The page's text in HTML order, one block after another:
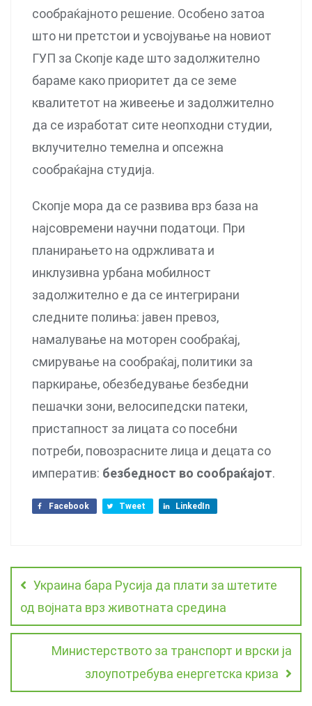
сообраќајното решение. Особено затоа
што ни претстои и усвојување на новиот
ГУП за Скопје каде што задолжително
бараме како приоритет да се земе
квалитетот на живеење и задолжително
да се изработат сите неопходни студии,
вклучително темелна и опсежна
сообраќајна студија.
Скопје мора да се развива врз база на
најсовремени научни податоци. При
планирањето на одржливата и
инклузивна урбана мобилност
задолжително е да се интегрирани
следните полиња: јавен превоз,
намалување на моторен сообраќај,
смирување на сообраќај, политики за
паркирање, обезбедување безбедни
пешачки зони, велосипедски патеки,
пристапност за лицата со посебни
потреби, повозрасните лица и децата со
императив: безбедност во сообраќајот.
Facebook Tweet LinkedIn
Украина бара Русија да плати за штетите
од војната врз животната средина
Министерството за транспорт и врски ја
злоупотребува енергетска криза